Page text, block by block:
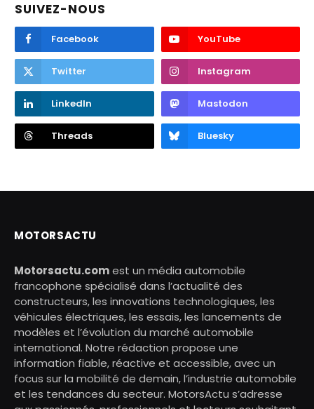
SUIVEZ-NOUS
Facebook YouTube
Twitter Instagram
LinkedIn Mastodon
Threads Bluesky
MOTORSACTU
Motorsactu.comest un média automobile
francophone spécialisé dans l’actualité des
constructeurs, les innovations technologiques, les
véhicules électriques, les essais, les lancements de
modèles et l’évolution du marché automobile
international. Notre rédaction propose une
information fiable, réactive et accessible, avec un
focus sur la mobilité de demain, l’industrie automobile
et les tendances du secteur. MotorsActu s’adresse